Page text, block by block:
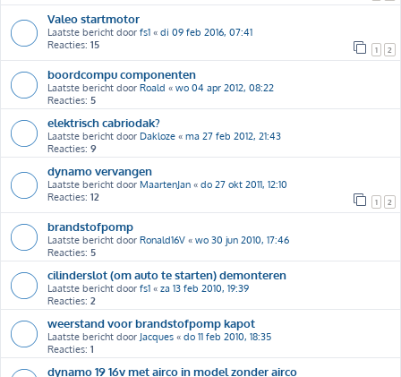
Valeo startmotor
Laatste bericht door fs1 « di 09 feb 2016, 07:41
Reacties: 15 1 2
boordcompu componenten
Laatste bericht door Roald « wo 04 apr 2012, 08:22
Reacties: 5
elektrisch cabriodak?
Laatste bericht door Dakloze « ma 27 feb 2012, 21:43
Reacties: 9
dynamo vervangen
Laatste bericht door MaartenJan « do 27 okt 2011, 12:10
Reacties: 12 1 2
brandstofpomp
Laatste bericht door Ronald16V « wo 30 jun 2010, 17:46
Reacties: 5
cilinderslot (om auto te starten) demonteren
Laatste bericht door fs1 « za 13 feb 2010, 19:39
Reacties: 2
weerstand voor brandstofpomp kapot
Laatste bericht door Jacques « do 11 feb 2010, 18:35
Reacties: 1
dynamo 19 16v met airco in model zonder airco